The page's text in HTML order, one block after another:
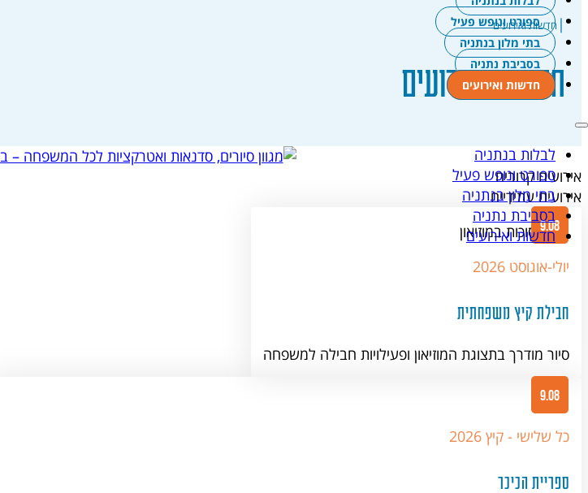
ספורט ונופש פעיל
בתי מלון בנתניה
בסביבת נתניה
חדשות ואירועים
לבלות בנתניה
ספורט ונופש פעיל
בתי מלון בנתניה
בסביבת נתניה
חדשות ואירועים
| חדשות ואירועים
חדשות ואירועים
אירועים קרובים
אירועים עתידיים
יולי-אוגוסט 2026
חבילת קיץ משפחתית
סיור מודרך בתצוגת המוזיאון ופעילויות חבילה למשפחה
9.08
כל שלישי - קיץ 2026
ספריית הכיכר
9.08